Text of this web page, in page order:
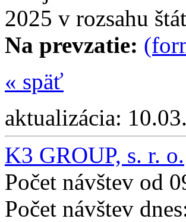
2025 v rozsahu
Na prevzatie:
« späť
aktualizácia:
K3 GROUP, s. r. o.
Počet návštev od
Počet návštev